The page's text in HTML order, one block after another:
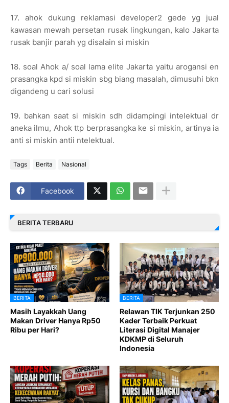
17. ahok dukung reklamasi developer2 gede yg jual
kawasan mewah persetan rusak lingkungan, kalo Jakarta
rusak banjir parah yg disalain si miskin
18. soal Ahok a/ soal lama elite Jakarta yaitu arogansi en
prasangka kpd si miskin sbg biang masalah, dimusuhi bkn
digandeng u cari solusi
19. bahkan saat si miskin sdh didampingi intelektual dr
aneka ilmu, Ahok ttp berprasangka ke si miskin, artinya ia
anti si miskin antii ntelektual.
Tags Berita Nasional
Facebook
BERITA TERBARU
BERITA
Masih Layakkah Uang
Makan Driver Hanya Rp50
Ribu per Hari?
BERITA
Relawan TIK Terjunkan 250
Kader Terbaik Perkuat
Literasi Digital Manajer
KDKMP di Seluruh
Indonesia